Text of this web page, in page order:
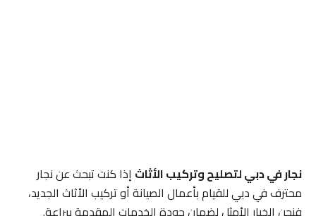
نجار في دبي لتصليح وتركيب الأثاثإذا كنت تبحث عن نجار
محترف في دبي للقيام بأعمال الصيانة أو تركيب الأثاث الجديد،
فنحن الخيار الأمثل لضمان جودة الخدمات المقدمة ببراعة.